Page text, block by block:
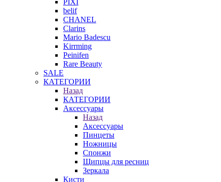
PIXI
belif
CHANEL
Clarins
Mario Badescu
Kirrming
Peinifen
Rare Beauty
SALE
КАТЕГОРИИ
Назад
КАТЕГОРИИ
Аксессуары
Назад
Аксессуары
Пинцеты
Ножницы
Спонжи
Щипцы для ресниц
Зеркала
Кисти